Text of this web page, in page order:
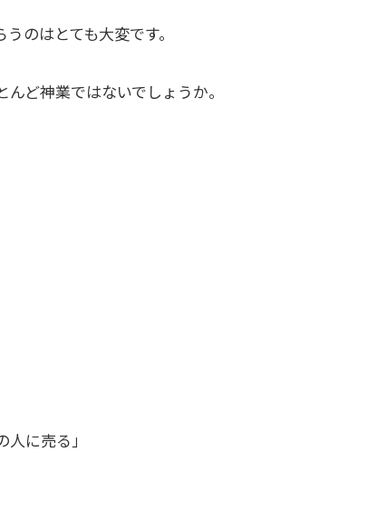
のはとても大変です。
ど神業ではないでしょうか。
に売る」